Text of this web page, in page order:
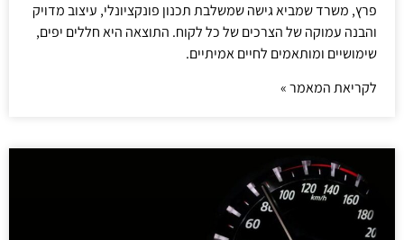
פרץ, משרד שמביא גישה שמשלבת תכנון פונקציונלי, עיצוב מדויק
והבנה עמוקה של הצרכים של כל לקוח. התוצאה היא חללים יפים,
שימושיים ומותאמים לחיים אמיתיים.
לקריאת המאמר »